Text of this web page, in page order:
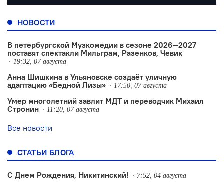
НОВОСТИ
В петербургской Музкомедии в сезоне 2026—2027
поставят спектакли Мильграм, Разенков, Чевик
19:32, 07 августа
Анна Шишкина в Ульяновске создаëт уличную
адаптацию «Бедной Лизы»
17:50, 07 августа
Умер многолетний завлит МДТ и переводчик Михаил
Стронин
11:20, 07 августа
Все новости
СТАТЬИ БЛОГА
С Днем Рождения, Никитинский! 7:52, 04 августа